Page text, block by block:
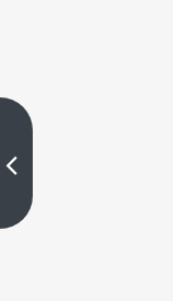
跟单投资：市